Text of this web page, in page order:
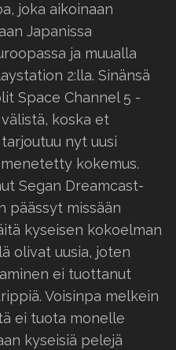
joka aikoinaan
Japanissa
ja muualla
2:lla. Sinänsä
Space Channel 5 -
koska et
nyt uusi
kokemus.
Segan Dreamcast-
päässyt missään
kyseisen kokoelman
olivat uusia, joten
ei tuottanut
Voisinpa melkein
ei tuota monelle
kyseisiä pelejä